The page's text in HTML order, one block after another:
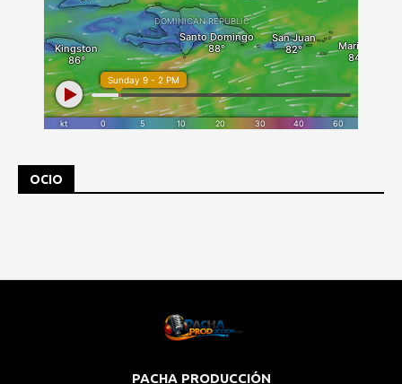
OCIO
PACHA PRODUCCIÓN